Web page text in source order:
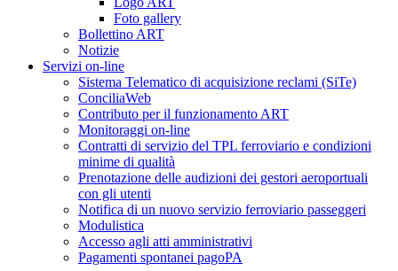
Foto gallery
Bollettino ART
Notizie
Servizi on-line
Sistema Telematico di acquisizione reclami (SiTe)
ConciliaWeb
Contributo per il funzionamento ART
Monitoraggi on-line
Contratti di servizio del TPL ferroviario e condizioni
minime di qualità
Prenotazione delle audizioni dei gestori aeroportuali
con gli utenti
Notifica di un nuovo servizio ferroviario passeggeri
Modulistica
Accesso agli atti amministrativi
Pagamenti spontanei pagoPA